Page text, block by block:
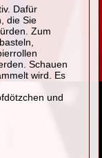
Dafür
die Sie
Zum
Schauen
wird. Es
und